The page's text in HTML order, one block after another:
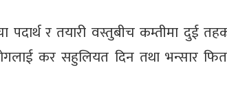
पदार्थ र तयारी वस्तुबीच कम्तीमा दुई
कर सहुलियत दिन तथा भन्सार